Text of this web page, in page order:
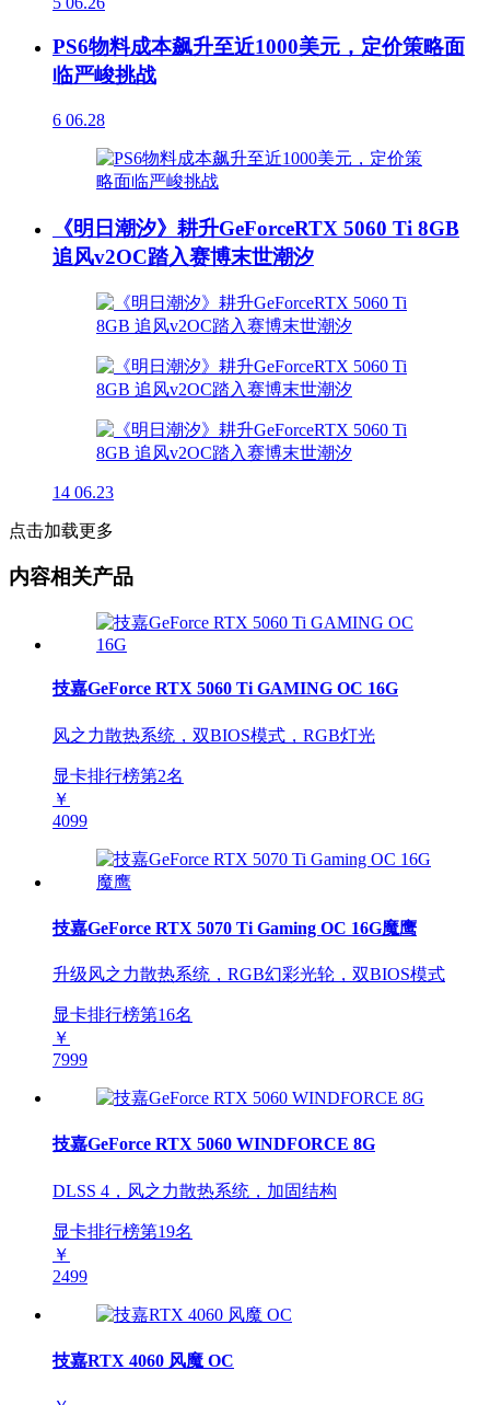
PS6物料成本飙升至近1000美元，定价策略面
临严峻挑战
6 06.28
《明日潮汐》耕升GeForceRTX 5060 Ti 8GB
追风v2OC踏入赛博末世潮汐
14 06.23
点击加载更多
内容相关产品
技嘉GeForce RTX 5060 Ti GAMING OC 16G
风之力散热系统，双BIOS模式，RGB灯光
显卡排行榜第2名
￥
4099
技嘉GeForce RTX 5070 Ti Gaming OC 16G魔鹰
升级风之力散热系统，RGB幻彩光轮，双BIOS模式
显卡排行榜第16名
￥
7999
技嘉GeForce RTX 5060 WINDFORCE 8G
DLSS 4，风之力散热系统，加固结构
显卡排行榜第19名
￥
2499
技嘉RTX 4060 风魔 OC